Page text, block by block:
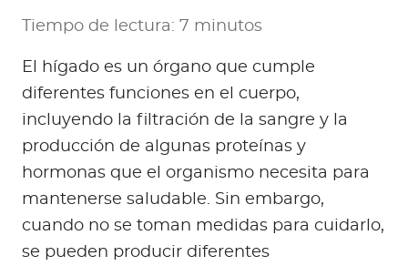
Tiempo de lectura: 7 minutos
El hígado es un órgano que cumple
diferentes funciones en el cuerpo,
incluyendo la filtración de la sangre y la
producción de algunas proteínas y
hormonas que el organismo necesita para
mantenerse saludable. Sin embargo,
cuando no se toman medidas para cuidarlo,
se pueden producir diferentes